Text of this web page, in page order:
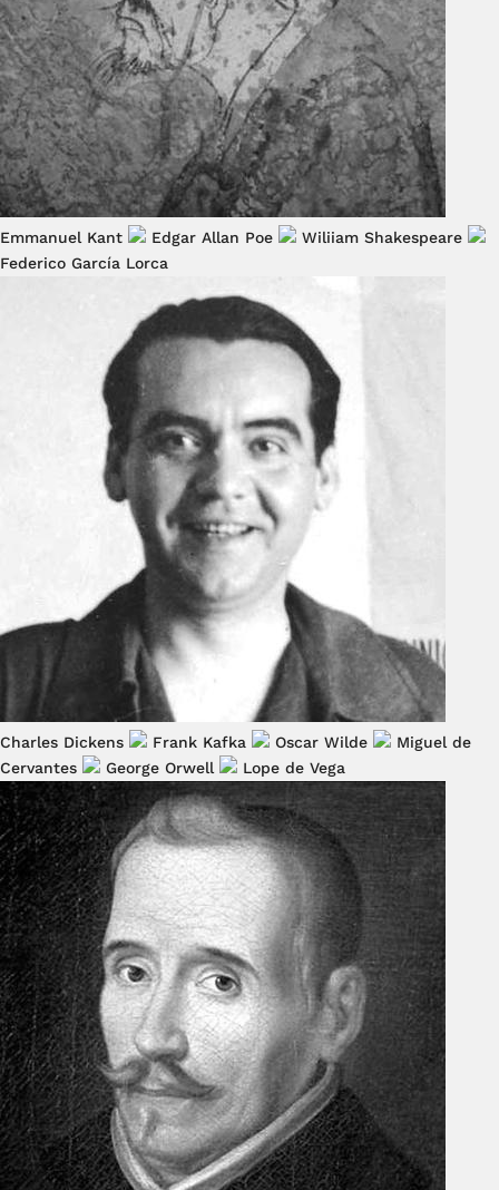
Emmanuel Kant Edgar Allan Poe
Wiliiam Shakespeare
Federico García Lorca
Charles Dickens Frank Kafka Oscar Wilde
Miguel de
Cervantes
George Orwell Lope de Vega